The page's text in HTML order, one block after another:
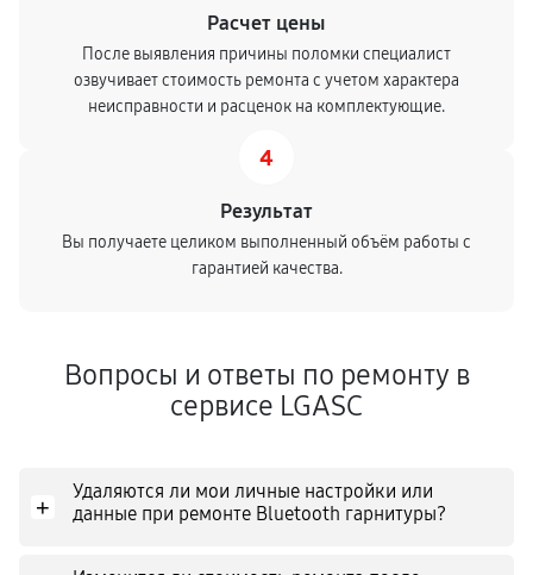
Расчет цены
После выявления причины поломки специалист
озвучивает стоимость ремонта с учетом характера
неисправности и расценок на комплектующие.
4
Результат
Вы получаете целиком выполненный объём работы с
гарантией качества.
Вопросы и ответы по ремонту в
сервисе LGASC
+
Удаляются ли мои личные настройки или
данные при ремонте Bluetooth гарнитуры?